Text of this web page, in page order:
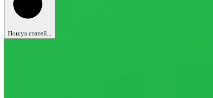
Пошук статей...